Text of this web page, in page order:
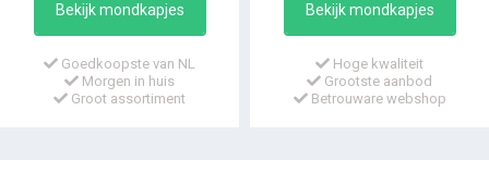
Bekijk mondkapjes
Goedkoopste van NL
Morgen in huis
Groot assortiment
Bekijk mondkapjes
Hoge kwaliteit
Grootste aanbod
Betrouware webshop